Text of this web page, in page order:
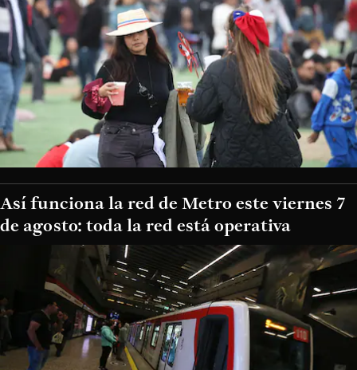
Así funciona la red de Metro este viernes 7
de agosto: toda la red está operativa